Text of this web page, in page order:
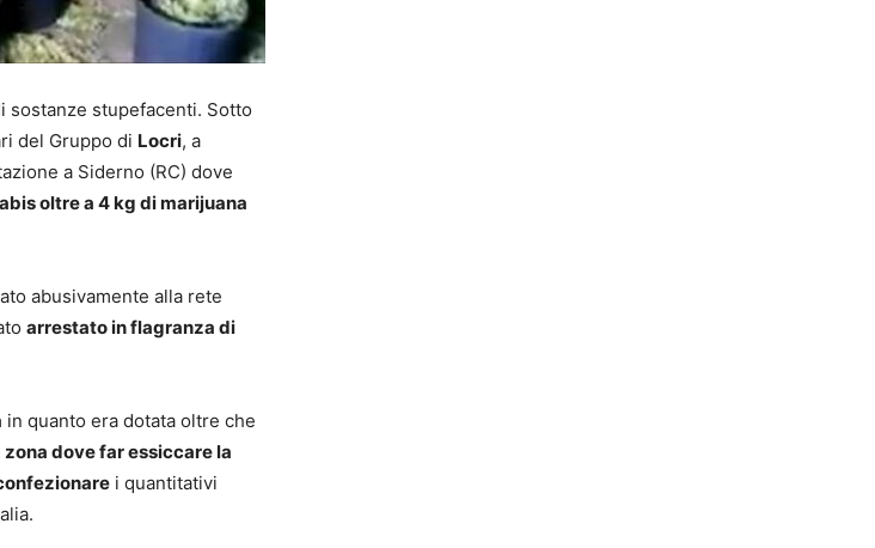
sostanze stupefacenti. Sotto
del Gruppo di Locri, a
a Siderno (RC) dove
oltre a 4 kg di marijuana
abusivamente alla rete
arrestato in flagranza di
in quanto era dotata oltre che
zona dove far essiccare la
i quantitativi